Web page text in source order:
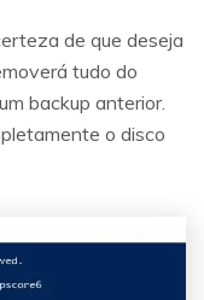
de que deseja
tudo do
backup anterior.
o disco